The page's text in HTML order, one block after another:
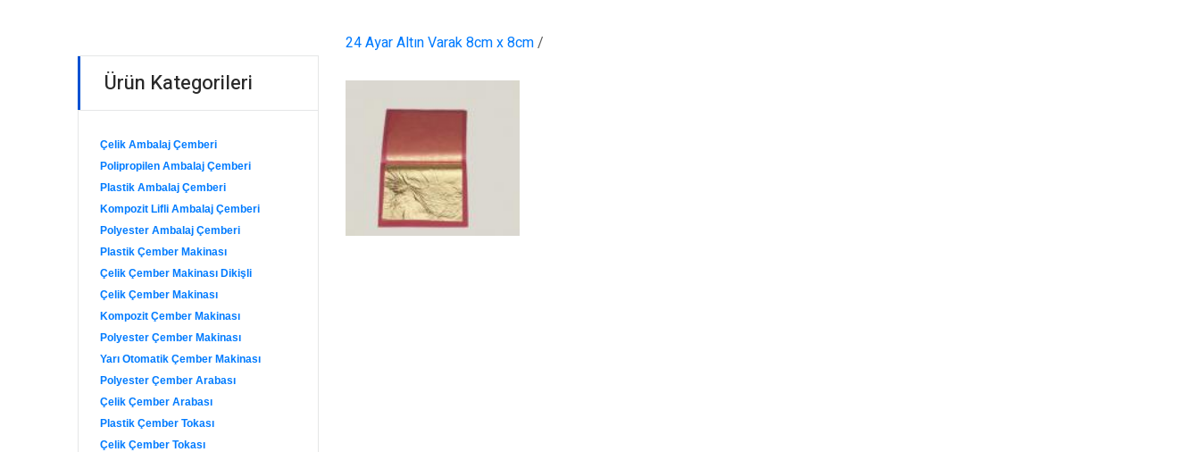
Ürün Kategorileri
Çelik Ambalaj Çemberi
Polipropilen Ambalaj Çemberi
Plastik Ambalaj Çemberi
Kompozit Lifli Ambalaj Çemberi
Polyester Ambalaj Çemberi
Plastik Çember Makinası
Çelik Çember Makinası Dikişli
Çelik Çember Makinası
Kompozit Çember Makinası
Polyester Çember Makinası
Yarı Otomatik Çember Makinası
Polyester Çember Arabası
Çelik Çember Arabası
Plastik Çember Tokası
Çelik Çember Tokası
24 Ayar Altın Varak 8cm x 8cm/